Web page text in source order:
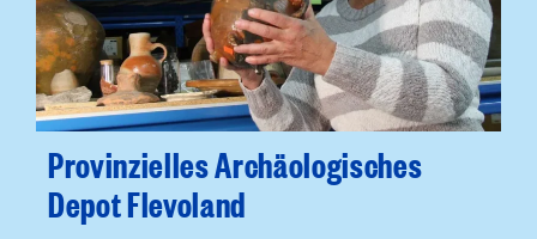
Provinzielles Archäologisches
Depot Flevoland